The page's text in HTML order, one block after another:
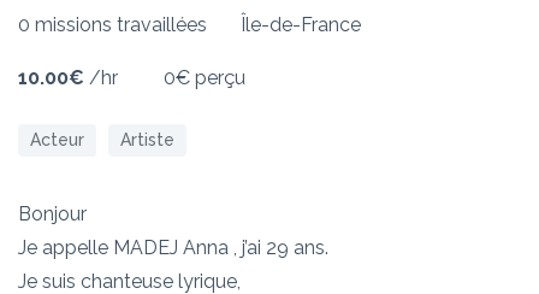
0 missions travaillées
Île-de-France
10.00€ /hr 0€ perçu
Acteur Artiste
Bonjour
Je appelle MADEJ Anna , j’ai 29 ans.
Je suis chanteuse lyrique,